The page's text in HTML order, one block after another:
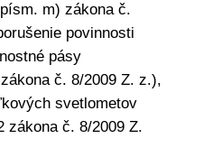
m) zákona č.
povinnosti
pásy
č. 8/2009 Z. z.),
svetlometov
zákona č. 8/2009 Z.